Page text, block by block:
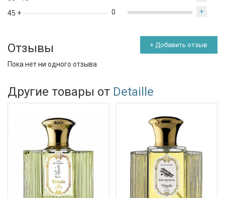
45 +
0 +
Отзывы + Добавить отзыв
Пока нет ни одного отзыва
Другие товары от Detaille